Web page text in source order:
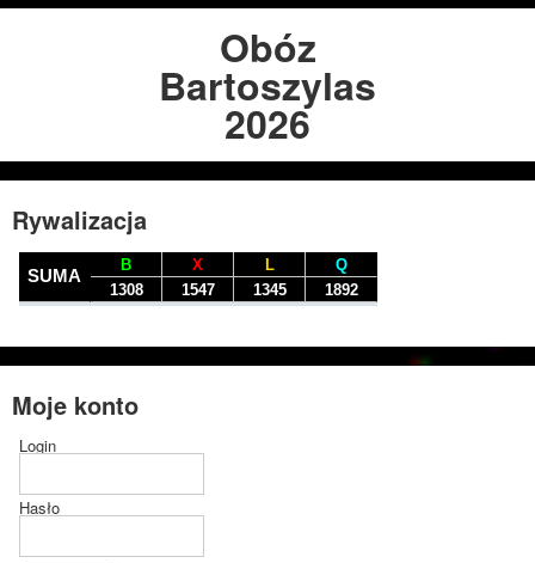
Obóz
Bartoszylas
2026
Rywalizacja
Moje konto
Login
Hasło